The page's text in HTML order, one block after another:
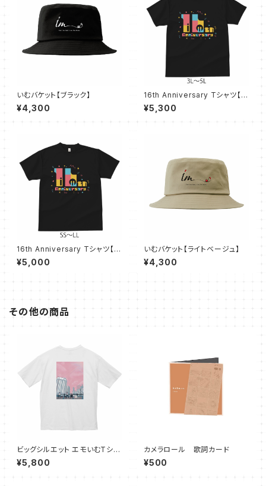
いむバケット【ブラック】
¥4,300
16th Anniversary Tシャツ【ブ
ラック 3L〜5L】
¥5,300
16th Anniversary Tシャツ【ブ
ラック SS〜LL】
¥5,000
いむバケット【ライトベージュ】
¥4,300
その他の商品
ビッグシルエット エモいむTシャ
ツ（ホワイト）
¥5,800
カメラロール 歌詞カード
¥500